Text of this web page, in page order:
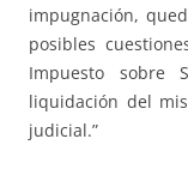
impugnación,
posibles
Impuesto sobre
liquidación del
judicial.”